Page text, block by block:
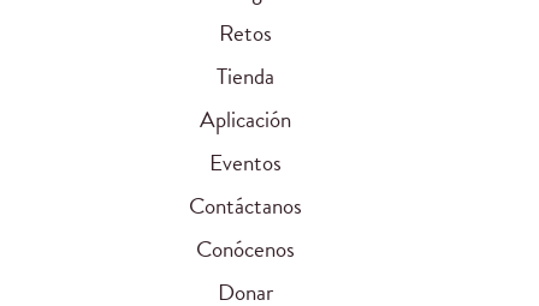
Retos
Tienda
Aplicación
Eventos
Contáctanos
Conócenos
Donar